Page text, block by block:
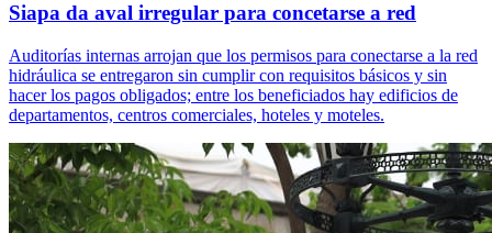
Siapa da aval irregular para concetarse a red
Auditorías internas arrojan que los permisos para conectarse a la red
hidráulica se entregaron sin cumplir con requisitos básicos y sin
hacer los pagos obligados; entre los beneficiados hay edificios de
departamentos, centros comerciales, hoteles y moteles.